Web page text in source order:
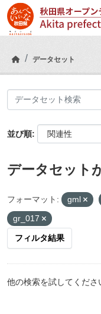
Skip to main content
データセット
並び順
データセット
フォーマット: gml
gr_017
フィルタ結果
他の検索を試してくださ